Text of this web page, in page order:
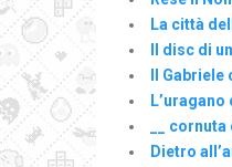
La città
Il disc di
Il
__
Dietro